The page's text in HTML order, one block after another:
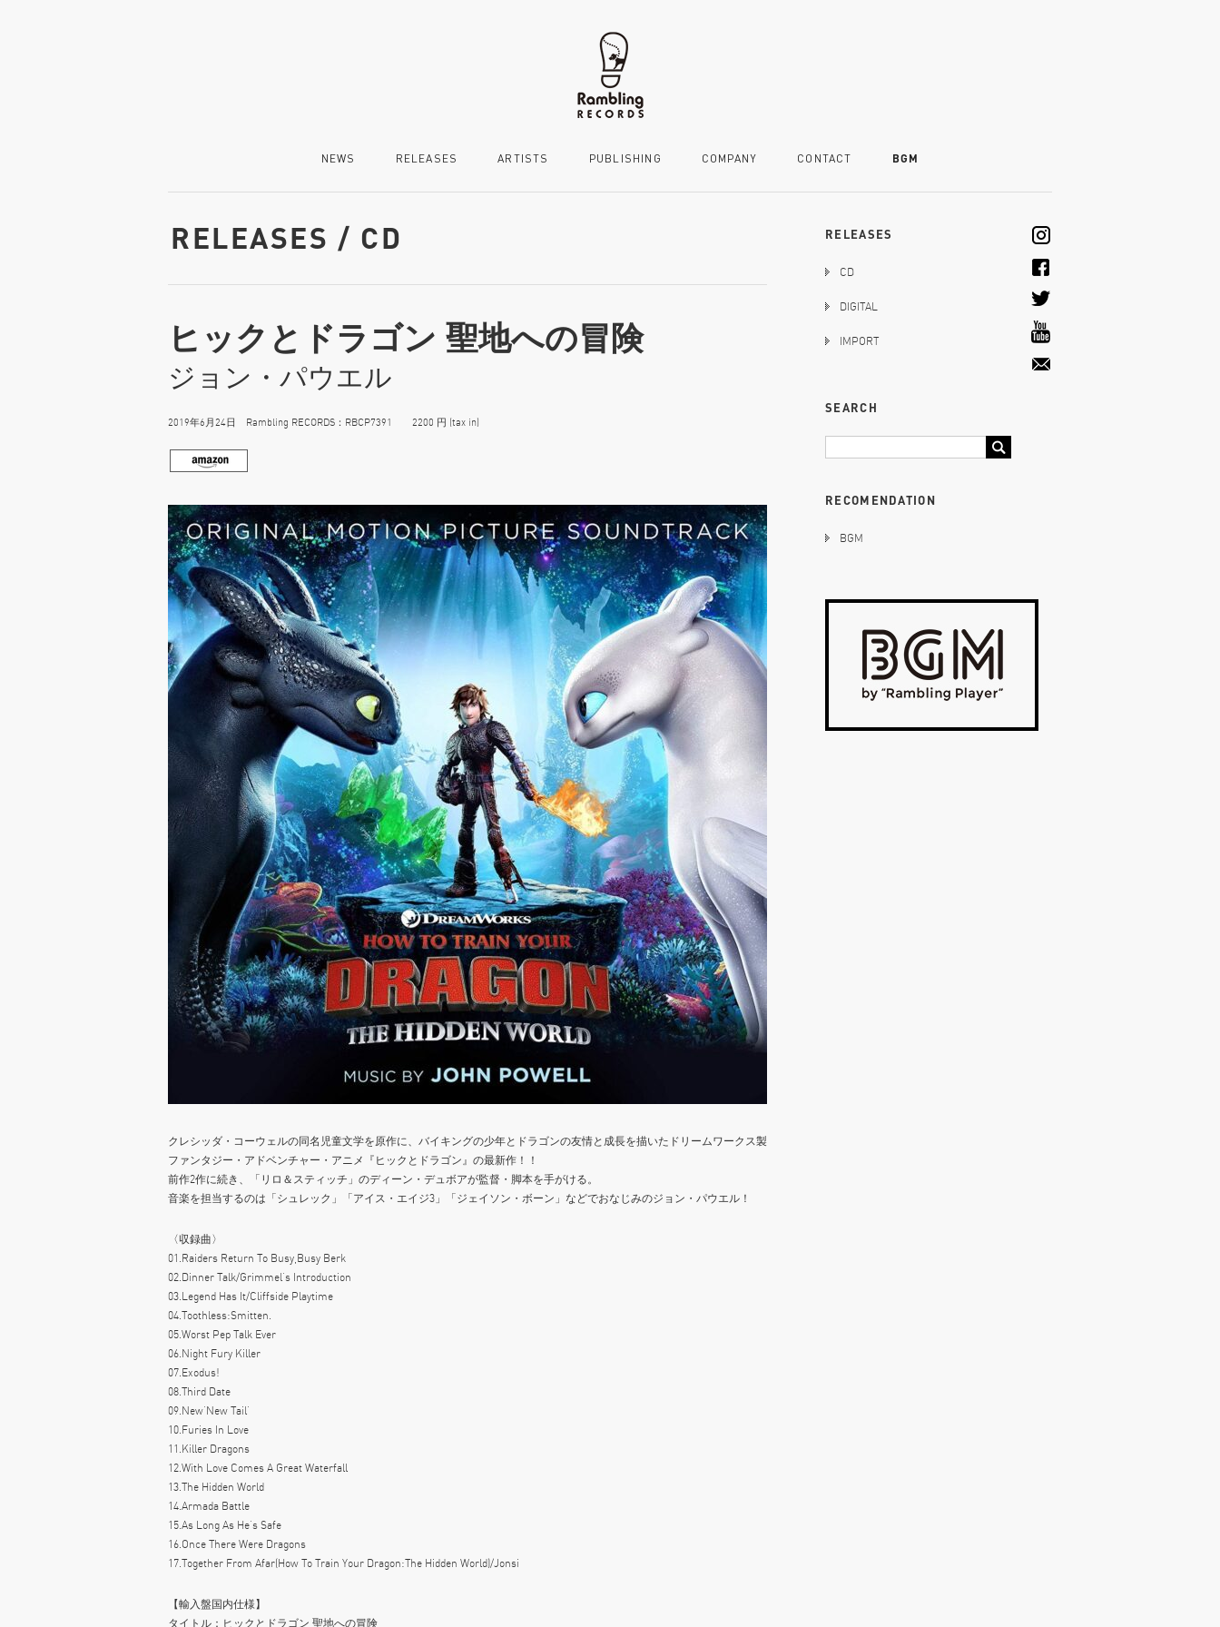
NEWS RELEASES ARTISTS PUBLISHING COMPANY CONTACT BGM
RELEASES / CD
ヒックとドラゴン 聖地への冒険
ジョン・パウエル
2019年6月24日 Rambling RECORDS：RBCP7391 2200 円 (tax in)
クレシッダ・コーウェルの同名児童文学を原作に、バイキングの少年とドラゴンの友情と成長を描いたドリームワークス製
ファンタジー・アドベンチャー・アニメ『ヒックとドラゴン』の最新作！！
前作2作に続き、「リロ＆スティッチ」のディーン・デュボアが監督・脚本を手がける。
音楽を担当するのは「シュレック」「アイス・エイジ3」「ジェイソン・ボーン」などでおなじみのジョン・パウエル！
〈収録曲〉
01.Raiders Return To Busy,Busy Berk
02.Dinner Talk/Grimmel’s Introduction
03.Legend Has It/Cliffside Playtime
04.Toothless:Smitten.
05.Worst Pep Talk Ever
06.Night Fury Killer
07.Exodus!
08.Third Date
09.New’New Tail’
10.Furies In Love
11.Killer Dragons
12.With Love Comes A Great Waterfall
13.The Hidden World
14.Armada Battle
15.As Long As He’s Safe
16.Once There Were Dragons
17.Together From Afar(How To Train Your Dragon:The Hidden World)/Jonsi
【輸入盤国内仕様】
タイトル：ヒックとドラゴン 聖地への冒険
RELEASES
CD
DIGITAL
IMPORT
SEARCH
RECOMENDATION
BGM